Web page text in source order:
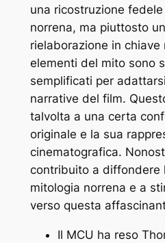
una ricostruzione
norrena, ma piuttosto
rielaborazione in chiave
elementi del mito sono
semplificati per
narrative del film.
talvolta a una certa
originale e la sua
cinematografica.
contribuito a diffondere
mitologia norrena e a
verso questa
Il MCU ha reso